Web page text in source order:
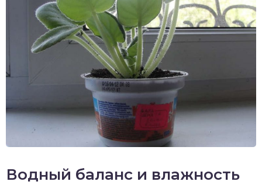
Водный баланс и влажность